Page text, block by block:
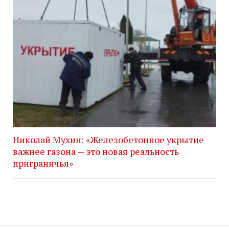
Николай Мухин: «Железобетонное укрытие
важнее газона — это новая реальность
приграничья»